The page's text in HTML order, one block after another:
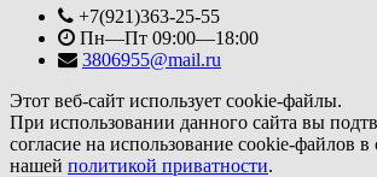
+7(921)363-25-55
Пн—Пт 09:00—18:00
3806955@mail.ru
Этот веб-сайт использует cookie-файлы.
При использовании данного сайта вы
согласие на использование cookie-файлов в
нашей политикой приватности.